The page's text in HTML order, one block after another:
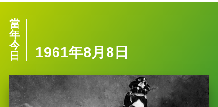
當
年
今
日
1961年8月8日